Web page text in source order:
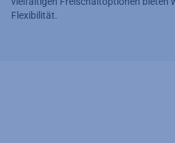
Flexibilität.